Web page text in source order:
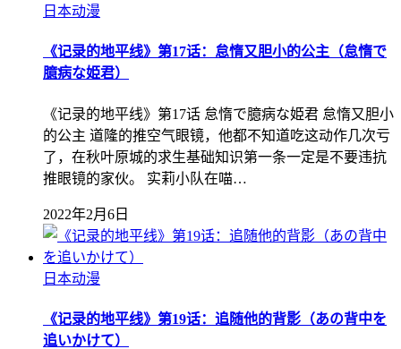
日本动漫
《记录的地平线》第17话：怠惰又胆小的公主（怠惰で
臆病な姫君）
《记录的地平线》第17话 怠惰で臆病な姫君 怠惰又胆小
的公主 道隆的推空气眼镜，他都不知道吃这动作几次亏
了，在秋叶原城的求生基础知识第一条一定是不要违抗
推眼镜的家伙。 实莉小队在喵…
2022年2月6日
日本动漫
《记录的地平线》第19话：追随他的背影（あの背中を
追いかけて）